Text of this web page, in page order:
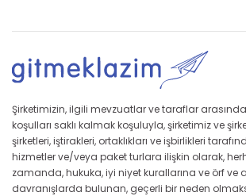
Şirketimizin, ilgili mevzuatlar ve taraflar
koşulları saklı kalmak koşuluyla, şirketimiz ve
şirketleri, iştirakleri, ortaklıkları ve işbirlikleri
hizmetler ve/veya paket turlara ilişkin olarak,
zamanda, hukuka, iyi niyet kurallarına ve örf ve
davranışlarda bulunan, geçerli bir neden